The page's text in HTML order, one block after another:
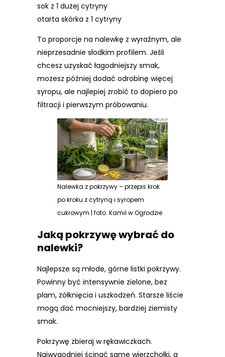
sok z 1 dużej cytryny
otarta skórka z 1 cytryny
To proporcje na nalewkę z wyraźnym, ale
nieprzesadnie słodkim profilem. Jeśli
chcesz uzyskać łagodniejszy smak,
możesz później dodać odrobinę więcej
syropu, ale najlepiej zrobić to dopiero po
filtracji i pierwszym próbowaniu.
Nalewka z pokrzywy – przepis krok
po kroku z cytryną i syropem
cukrowym | foto. Kamil w Ogrodzie
Jaką pokrzywę wybrać do
nalewki?
Najlepsze są młode, górne listki pokrzywy.
Powinny być intensywnie zielone, bez
plam, żółknięcia i uszkodzeń. Starsze liście
mogą dać mocniejszy, bardziej ziemisty
smak.
Pokrzywę zbieraj w rękawiczkach.
Najwygodniej ścinać same wierzchołki, a